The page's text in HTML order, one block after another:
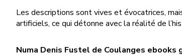
Les descriptions sont vives et évocatrices,
artificiels, ce qui détonne avec la réalité de
Numa Denis Fustel de Coulanges ebooks